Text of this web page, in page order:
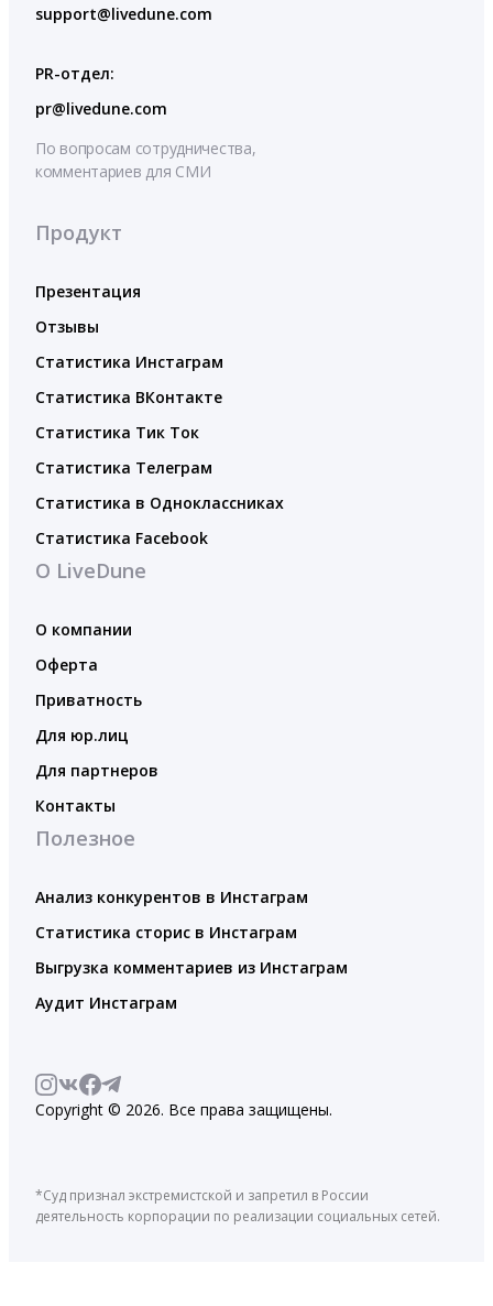
support@livedune.com
PR-отдел:
pr@livedune.com
По вопросам сотрудничества,
комментариев для СМИ
Продукт
Презентация
Отзывы
Статистика Инстаграм
Статистика ВКонтакте
Статистика Тик Ток
Статистика Телеграм
Статистика в Одноклассниках
Статистика Facebook
О LiveDune
О компании
Оферта
Приватность
Для юр.лиц
Для партнеров
Контакты
Полезное
Анализ конкурентов в Инстаграм
Статистика сторис в Инстаграм
Выгрузка комментариев из Инстаграм
Аудит Инстаграм
Copyright © 2026. Все права защищены.
*Суд признал экстремистской и запретил в России
деятельность корпорации по реализации социальных сетей.